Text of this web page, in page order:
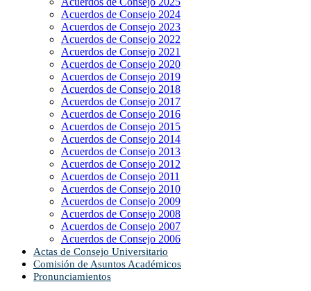
Acuerdos de Consejo 2024
Acuerdos de Consejo 2023
Acuerdos de Consejo 2022
Acuerdos de Consejo 2021
Acuerdos de Consejo 2020
Acuerdos de Consejo 2019
Acuerdos de Consejo 2018
Acuerdos de Consejo 2017
Acuerdos de Consejo 2016
Acuerdos de Consejo 2015
Acuerdos de Consejo 2014
Acuerdos de Consejo 2013
Acuerdos de Consejo 2012
Acuerdos de Consejo 2011
Acuerdos de Consejo 2010
Acuerdos de Consejo 2009
Acuerdos de Consejo 2008
Acuerdos de Consejo 2007
Acuerdos de Consejo 2006
Actas de Consejo Universitario
Comisión de Asuntos Académicos
Pronunciamientos